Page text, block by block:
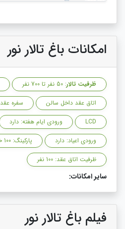
امکانات باغ تالار نور
ظرفیت تالار: 50 نفر تا 700 نفر
اتاق عقد داخل سالن
سفره عقد
LCD
ورودی ایام هفته: دارد
ورودی اعیاد: دارد
پارکینگ: 100 خودرو
ظرفیت اتاق عقد: 100 نفر
سایر امکانات:
فیلم باغ تالار نور